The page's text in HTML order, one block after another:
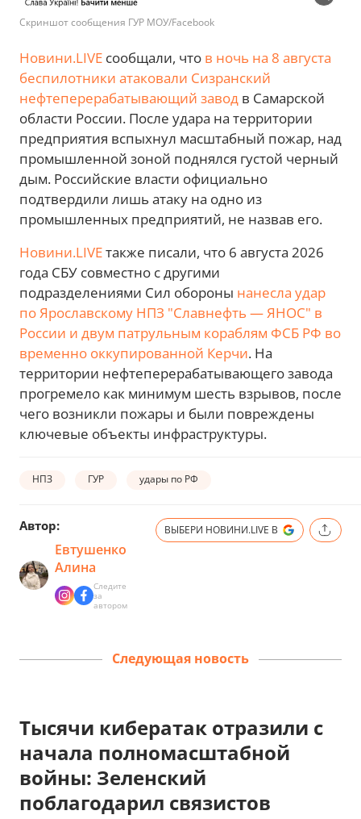
Скриншот сообщения ГУР МОУ/Facebook
Новини.LIVE сообщали, что в ночь на 8 августа
беспилотники атаковали Сизранский
нефтеперерабатывающий завод в Самарской
области России. После удара на территории
предприятия вспыхнул масштабный пожар, над
промышленной зоной поднялся густой черный
дым. Российские власти официально
подтвердили лишь атаку на одно из
промышленных предприятий, не назвав его.
Новини.LIVEтакже писали, что 6 августа 2026
года СБУ совместно с другими
подразделениями Сил обороны нанесла удар
по Ярославскому НПЗ "Славнефть — ЯНОС" в
России и двум патрульным кораблям ФСБ РФ во
временно оккупированной Керчи. На
территории нефтеперерабатывающего завода
прогремело как минимум шесть взрывов, после
чего возникли пожары и были повреждены
ключевые объекты инфраструктуры.
НПЗ ГУР удары по РФ
Автор:
Евтушенко
Алина
Следите
за
автором
ВЫБЕРИ НОВИНИ.LIVE В
Следующая новость
Тысячи кибератак отразили с
начала полномасштабной
войны: Зеленский
поблагодарил связистов